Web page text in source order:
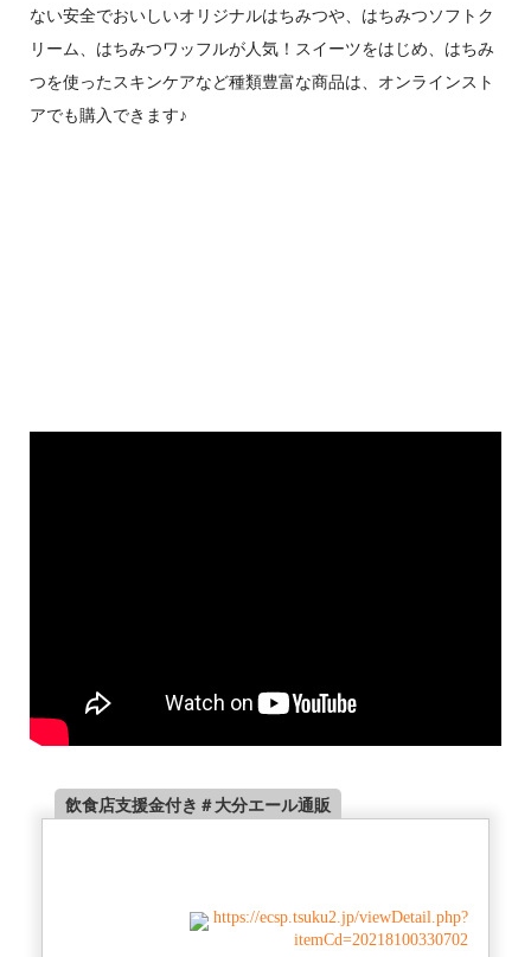
ない安全でおいしいオリジナルはちみつや、はちみつソフトク
リーム、はちみつワッフルが人気！スイーツをはじめ、はちみ
つを使ったスキンケアなど種類豊富な商品は、オンラインスト
アでも購入できます♪
飲食店支援金付き＃大分エール通販
https://ecsp.tsuku2.jp/viewDetail.php?
itemCd=20218100330702